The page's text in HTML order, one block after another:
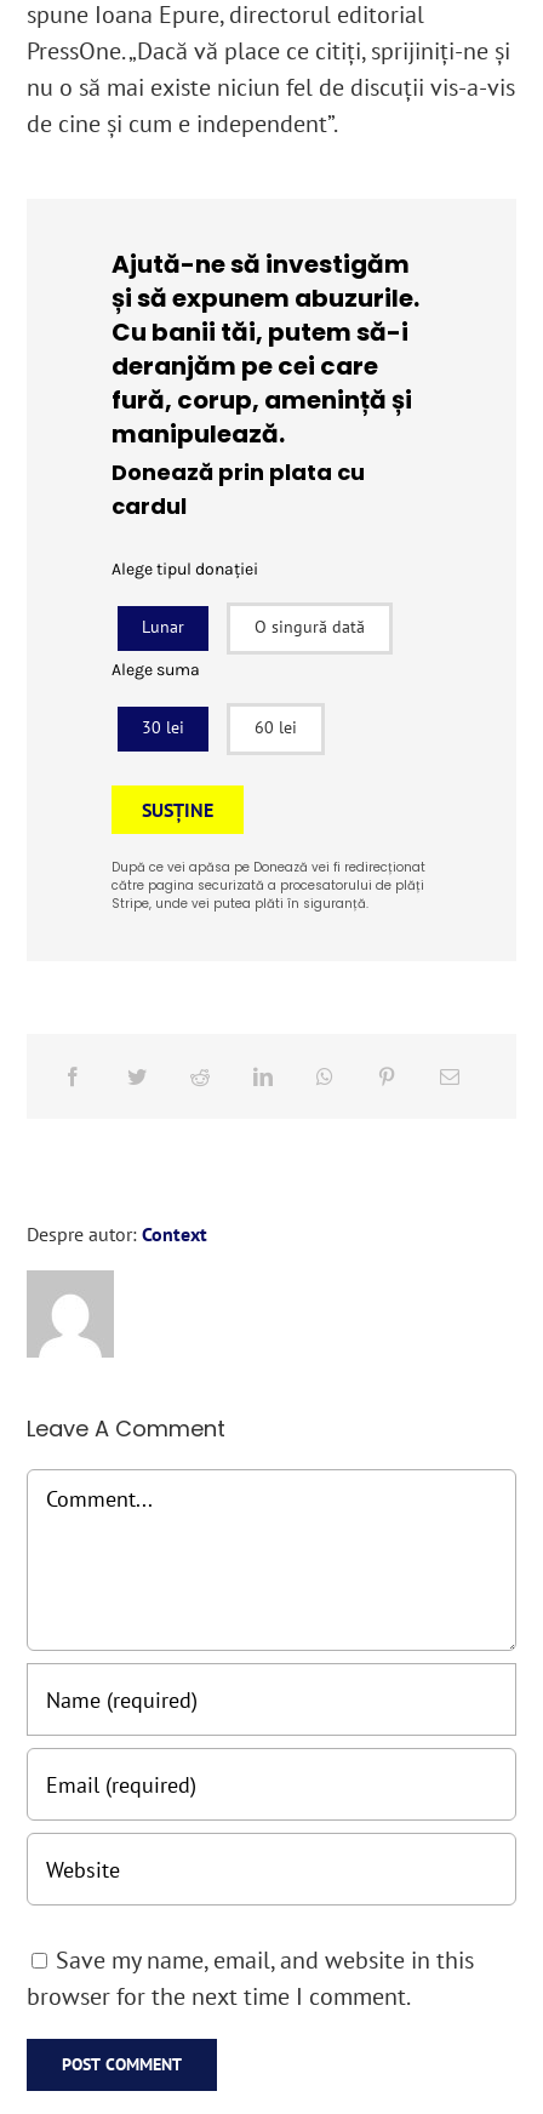
spune Ioana Epure, directorul editorial
PressOne. „Dacă vă place ce citiți, sprijiniți-ne și
nu o să mai existe niciun fel de discuții vis-a-vis
de cine și cum e independent”.
Ajută-ne să investigăm
și să expunem abuzurile.
Cu banii tăi, putem să-i
deranjăm pe cei care
fură, corup, amenință și
manipulează.
Donează prin plata cu
cardul
Alege tipul donației
Lunar O singură dată
Alege suma
30 lei 60 lei
SUSȚINE
După ce vei apăsa pe Donează vei fi redirecționat
către pagina securizată a procesatorului de plăți
Stripe, unde vei putea plăti în siguranță.
Despre autor:Context
Leave A Comment
Comment
Save my name, email, and website in this
browser for the next time I comment.